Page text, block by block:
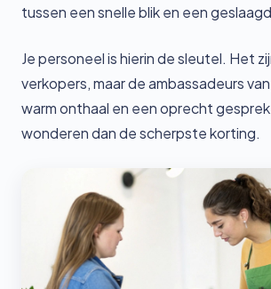
tussen een snelle blik en een
Je personeel is hierin de sleutel. Het
verkopers, maar de ambassadeurs
warm onthaal en een oprecht
wonderen dan de scherpste korting.